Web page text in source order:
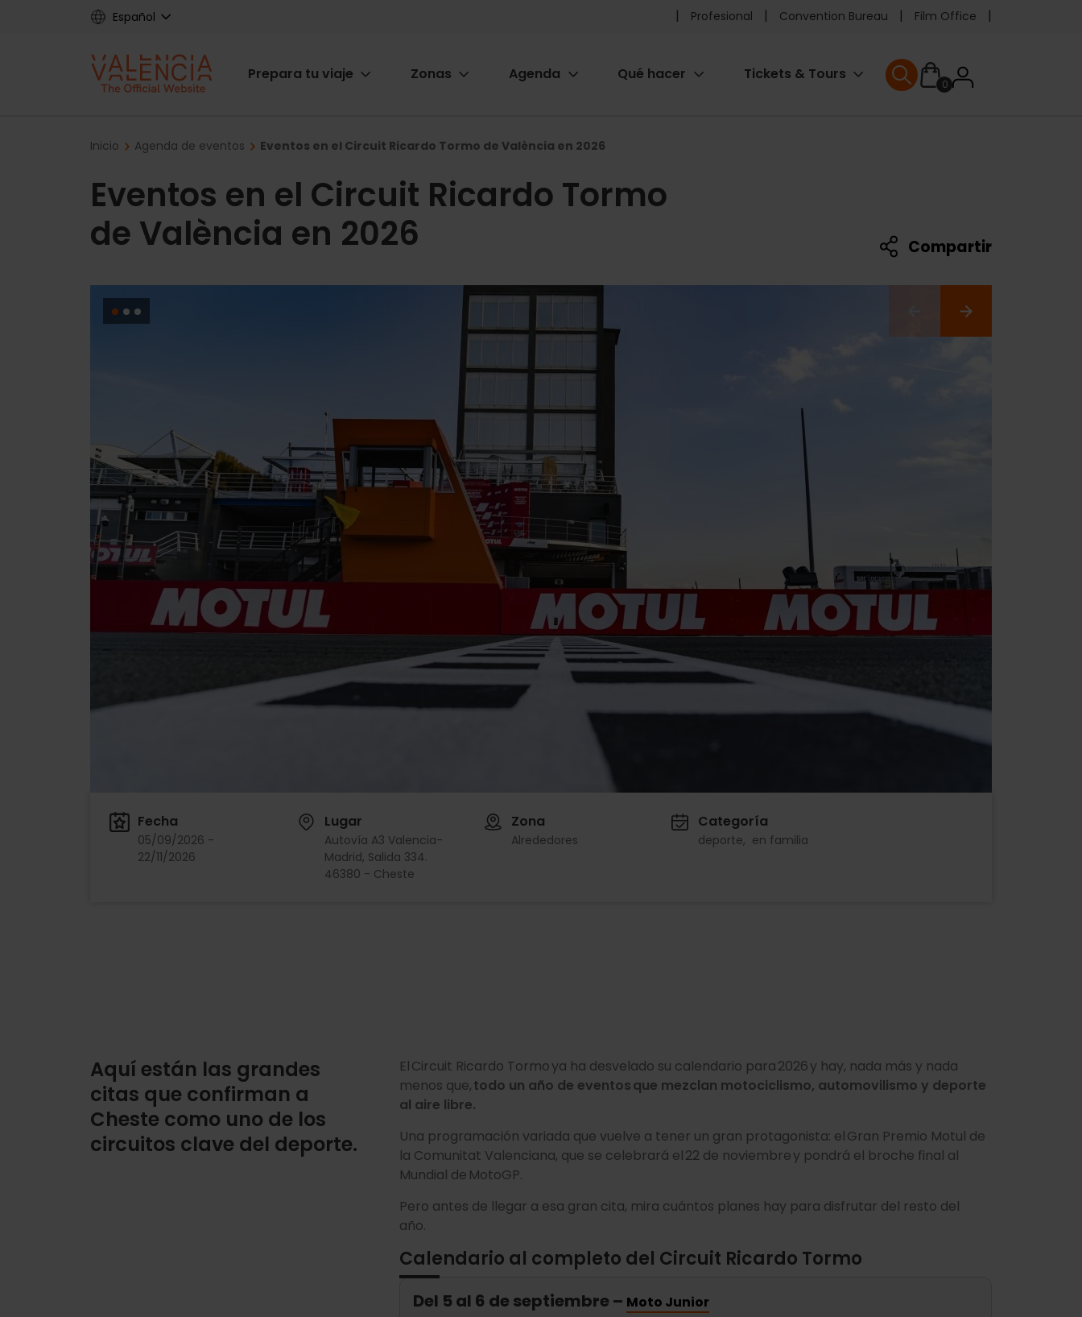
Español
Pre
header
Profesional Convention Bureau Film Office
Main
Prepara tu viaje Zonas Agenda Qué hacer Tickets & Tours
0User
User menu
Breadcrumb
Inicio Agenda de eventos Eventos en el Circuit Ricardo Tormo de València en 2026
Eventos en el Circuit Ricardo Tormo
de València en 2026
Compartir
Fecha
05/09/2026 -
22/11/2026
Lugar
Autovía A3 Valencia-
Madrid, Salida 334.
46380 - Cheste
Zona
Alrededores
Categoría
deporte en familia
Aquí están las grandes
citas que confirman a
Cheste como uno de los
circuitos clave del deporte.
El Circuit Ricardo Tormo ya ha desvelado su calendario para 2026 y hay, nada más y nada
menos que,todo un año de eventos que mezclan motociclismo, automovilismo y deporte
al aire libre.
Una programación variada que vuelve a tener un gran protagonista: el Gran Premio Motul de
la Comunitat Valenciana, que se celebrará el 22 de noviembre y pondrá el broche final al
Mundial de MotoGP.
Pero antes de llegar a esa gran cita, mira cuántos planes hay para disfrutar del resto del
año.
Calendario al completo del Circuit Ricardo Tormo
Del 5 al 6 de septiembre – Moto Junior